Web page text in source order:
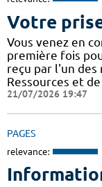
Votre
Vous venez en
première fois
reçu par l'un des
Ressources et
21/07/2026 19:47
PAGES
relevance: